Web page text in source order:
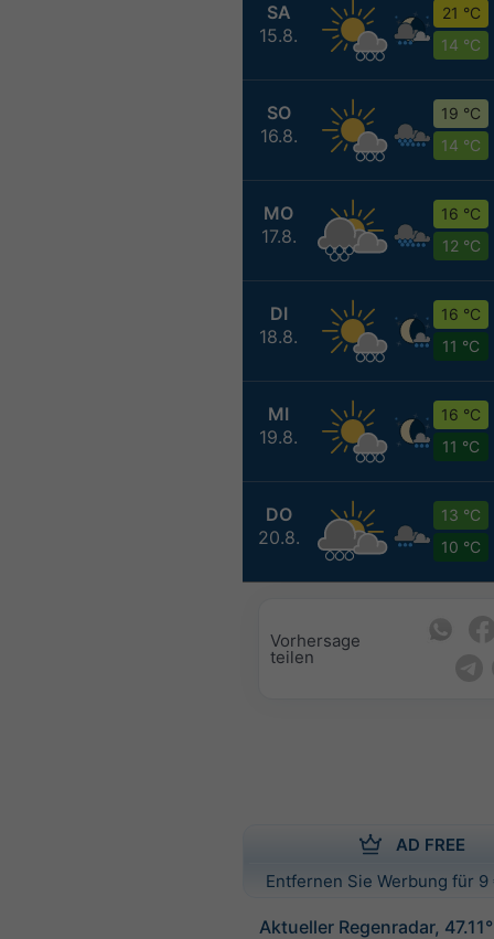
SA
15.8.
21 °C
14 °C
SO
16.8.
19 °C
14 °C
MO
17.8.
16 °C
12 °C
DI
18.8.
16 °C
11 °C
MI
19.8.
16 °C
11 °C
DO
20.8.
13 °C
10 °C
Vorhersage
teilen
AD FREE
Entfernen Sie Werbung für
Aktueller Regenradar,